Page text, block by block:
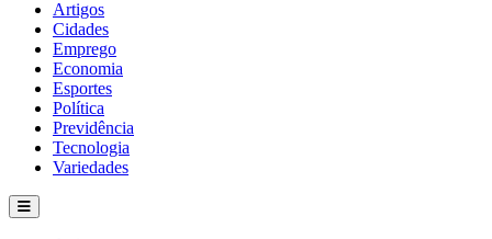
Artigos
Cidades
Emprego
Economia
Esportes
Política
Previdência
Tecnologia
Variedades